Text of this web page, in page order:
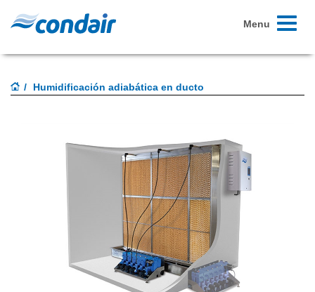
Toggle
Menu
Humidificación adiabática en ducto